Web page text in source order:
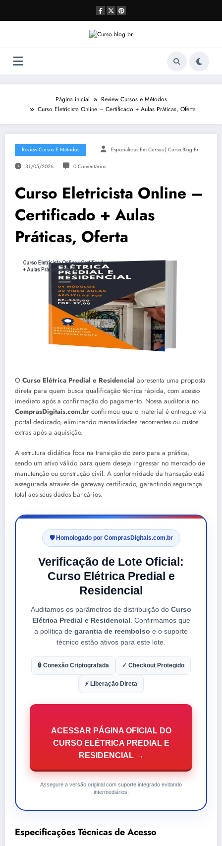
o
Página inicial
Review Cursos e Métodos
Curso Eletricista Online – Certificado + Aulas Práticas, Oferta
Review Cursos E Métodos Especialistas Em Cursos | Curso.blog.br
31/05/2026 0 Comentários
Curso Eletricista Online –
Certificado + Aulas
Práticas, Oferta
O Curso Elétrica Predial e Residencial apresenta uma proposta
direta para quem busca qualificação técnica rápida, com acesso
imediato após a confirmação do pagamento. Nossa auditoria no
ComprasDigitais.com.br confirmou que o material é entregue via
portal dedicado, eliminando mensalidades recorrentes ou custos
extras após a aquisição.
A estrutura didática foca na transição do zero para a prática,
sendo um ativo válido para quem deseja ingressar no mercado de
manutenção ou construção civil. A conformidade da transação está
assegurada através de gateway certificado, garantindo segurança
total aos seus dados bancários.
🛡️ Homologado por ComprasDigitais.com.br
Verificação de Lote Oficial:
Curso Elétrica Predial e
Residencial
Auditamos os parâmetros de distribuição do Curso
Elétrica Predial e Residencial . Confirmamos que
a política de garantia de reembolso e o suporte
técnico estão ativos para este lote.
🔒 Conexão Criptografada ✓ Checkout Protegido
⚡ Liberação Direta
ACESSAR PÁGINA OFICIAL DO
CURSO ELÉTRICA PREDIAL E
RESIDENCIAL →
Assegure a versão original com suporte integrado evitando
intermediários.
Especificações Técnicas de Acesso